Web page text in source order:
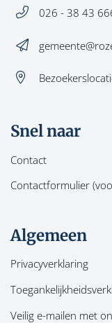
026 - 38 43
Snel naar
Contact
Contactformulier
Algemeen
Privacyverklaring
Veilig e-mailen met